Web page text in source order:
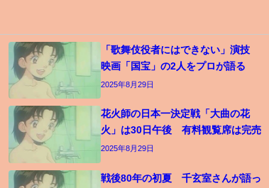
「歌舞伎役者にはできない」演技
映画「国宝」の2人をプロが語る
2025年8月29日
花火師の日本一決定戦「大曲の花
火」は30日午後 有料観覧席は完売
2025年8月29日
戦後80年の初夏 千玄室さんが語っ